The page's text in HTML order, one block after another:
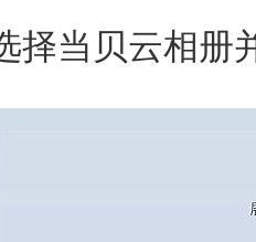
择当贝云相册